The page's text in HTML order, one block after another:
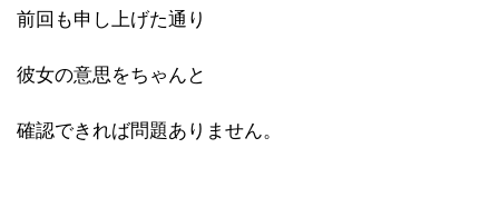
前回も申し上げた通り
彼女の意思をちゃんと
確認できれば問題ありません。